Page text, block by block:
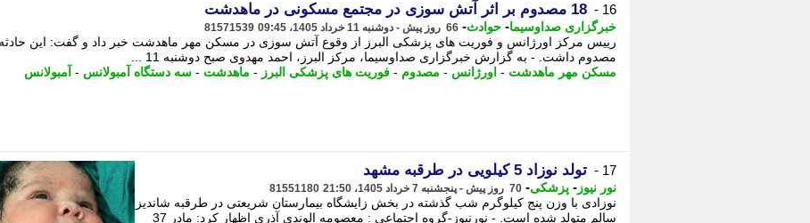
16 - 18 مصدوم بر اثر آتش سوزی در مجتمع مسکونی در ماهدشت
خبرگزاری صداوسیما- حوادث- 66 روز پیش - دوشنبه 11 خرداد 1405، 09:45 81571539
مصدوم داشت. - به گزارش خبرگزاری صداوسیما، مرکز البرز، احمد مهدوی صبح دوشنبه 11 ...
مسکن مهر ماهدشت - اورژانس - مصدوم - فوریت های پزشکی البرز - ماهدشت - سه دستگاه آمبولانس - آمبولانس
17 - تولد نوزاد 5 کیلویی در طرقبه مشهد
نور نیوز - پزشکی- 70 روز پیش - پنجشنبه 7 خرداد 1405، 21:50 81551180
نوزادی با وزن پنج کیلوگرم شب گذشته در بخش زایشگاه بیمارستان شریعتی در طرقبه شاندیز
سالم متولد شده است. - نورنیوز-گروه اجتماعی : معصومه الوندی آذری اظهار کرد: مادر 37